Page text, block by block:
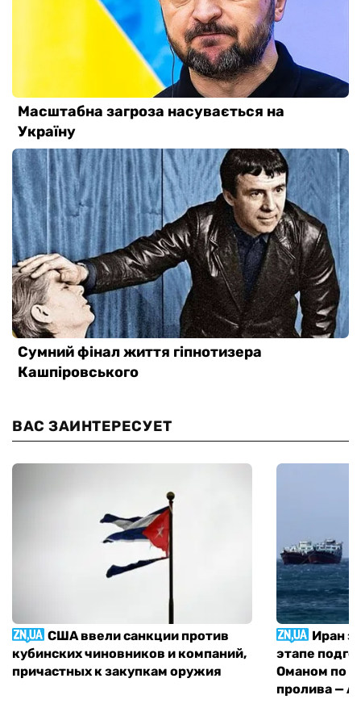
ВАС ЗАИНТЕРЕСУЕТ
США ввели санкции против
кубинских чиновников и компаний,
причастных к закупкам оружия
Иран
этапе
Оманом по
пролива —